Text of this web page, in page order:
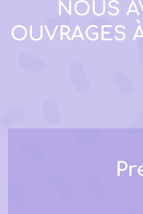
NOUS
OUVRAGES